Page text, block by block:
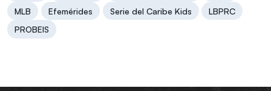
MLB
Efemérides Serie del Caribe Kids
LBPRC
PROBEIS